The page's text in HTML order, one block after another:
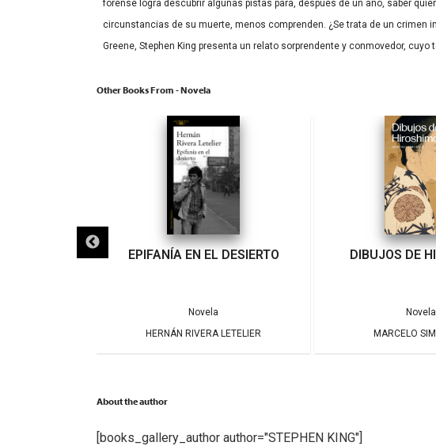
forense logra descubrir algunas pistas para, después de un año, saber
circunstancias de su muerte, menos comprenden. ¿Se trata de un crimen
Greene, Stephen King presenta un relato sorprendente y conmovedor,
Other Books From - Novela
EPIFANÍA EN EL DESIERTO
Novela
HERNÁN RIVERA LETELIER
DIBUJOS DE
Novela
MARCELO
About the author
[books_gallery_author author="STEPHEN KING"]